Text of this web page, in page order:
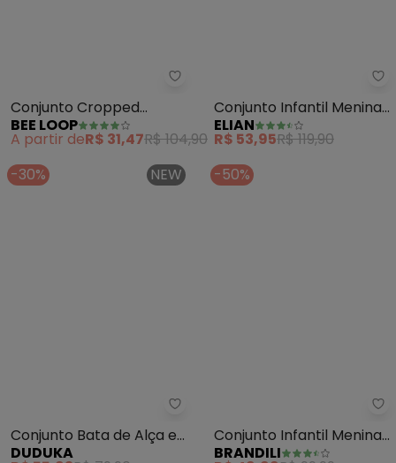
Conjunto Cropped
Cerejinhas e Short
BEE LOOP
A partir deR$ 31,47R$ 104,90
Conjunto Infantil Menina
Bordado Lantejoula
ELIAN
R$ 53,95R$ 119,90
-30%
NEW
Conjunto Bata de Alça e
-50%
Conjunto Infantil Menina